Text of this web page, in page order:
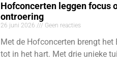
Hofconcerten leggen focus
ontroering
26 juni 2026 Geen reacties
Met de Hofconcerten brengt
tot in het hart. Met drie unieke